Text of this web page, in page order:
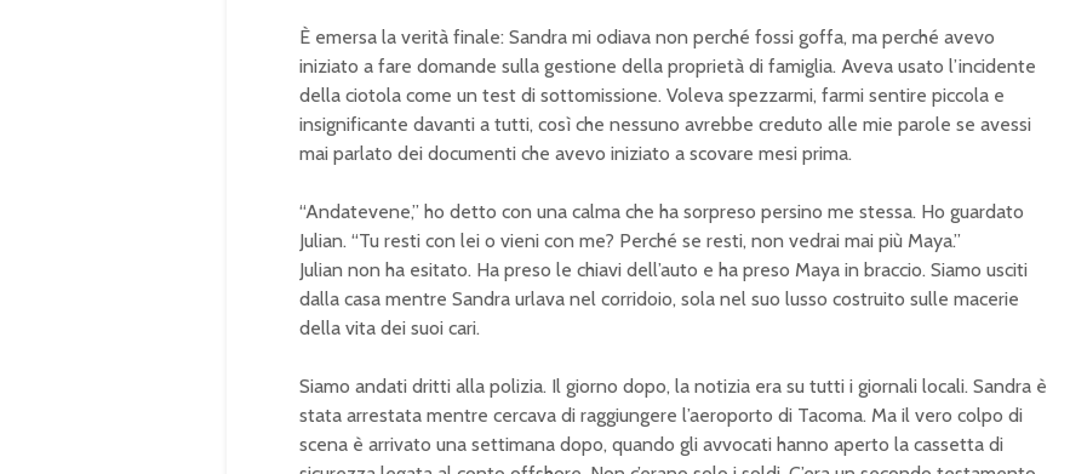
È emersa la verità finale: Sandra mi odiava non perché fossi goffa, ma perché avevo
iniziato a fare domande sulla gestione della proprietà di famiglia. Aveva usato l’incidente
della ciotola come un test di sottomissione. Voleva spezzarmi, farmi sentire piccola e
insignificante davanti a tutti, così che nessuno avrebbe creduto alle mie parole se avessi
mai parlato dei documenti che avevo iniziato a scovare mesi prima.
“Andatevene,” ho detto con una calma che ha sorpreso persino me stessa. Ho guardato
Julian. “Tu resti con lei o vieni con me? Perché se resti, non vedrai mai più Maya.”
Julian non ha esitato. Ha preso le chiavi dell’auto e ha preso Maya in braccio. Siamo usciti
dalla casa mentre Sandra urlava nel corridoio, sola nel suo lusso costruito sulle macerie
della vita dei suoi cari.
Siamo andati dritti alla polizia. Il giorno dopo, la notizia era su tutti i giornali locali. Sandra è
stata arrestata mentre cercava di raggiungere l’aeroporto di Tacoma. Ma il vero colpo di
scena è arrivato una settimana dopo, quando gli avvocati hanno aperto la cassetta di